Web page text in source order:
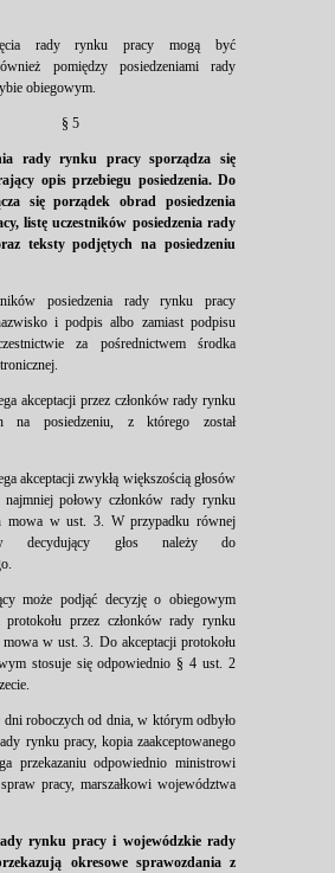
rady rynku pracy mogą być
pomiędzy posiedzeniami rady
obiegowym.
§ 5
rady rynku pracy sporządza się
opis przebiegu posiedzenia. Do
się porządek obrad posiedzenia
listę uczestników posiedzenia rady
teksty podjętych na posiedzeniu
posiedzenia rady rynku pracy
i podpis albo zamiast podpisu
za pośrednictwem środka
akceptacji przez członków rady rynku
na posiedzeniu, z którego został
akceptacji zwykłą większością głosów
połowy członków rady rynku
mowa w ust. 3. W przypadku równej
decydujący głos należy do
może podjąć decyzję o obiegowym
protokołu przez członków rady rynku
w ust. 3. Do akceptacji protokołu
stosuje się odpowiednio § 4 ust. 2
roboczych od dnia, w którym odbyło
rynku pracy, kopia zaakceptowanego
przekazaniu odpowiednio ministrowi
pracy, marszałkowi województwa
rynku pracy i wojewódzkie rady
okresowe sprawozdania z